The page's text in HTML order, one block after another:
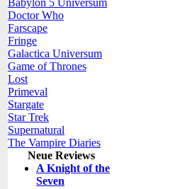
Babylon 5 Universum
Doctor Who
Farscape
Fringe
Galactica Universum
Game of Thrones
Lost
Primeval
Stargate
Star Trek
Supernatural
The Vampire Diaries
Neue Reviews
A Knight of the
Seven